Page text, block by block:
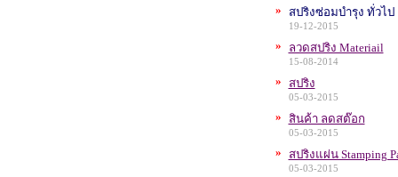
» สปริงซ่อมบำรุง ทั่วไป
19-12-2015
» ลวดสปริง Materiail
15-08-2014
» สปริง
05-03-2015
» สินค้า ลดสต๊อก
05-03-2015
» สปริงแผ่น Stamping
05-03-2015